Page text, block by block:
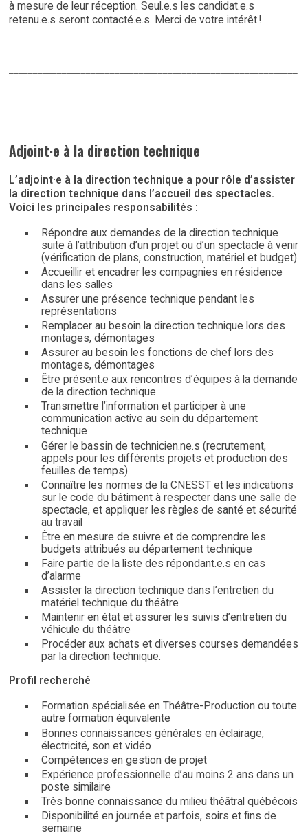
à mesure de leur réception. Seul.e.s les candidat.e.s
retenu.e.s seront contacté.e.s. Merci de votre intérêt !
Adjoint·e à la direction technique
L’adjoint·e à la direction technique a pour rôle d’assister
la direction technique dans l’accueil des spectacles.
Voici les principales responsabilités :
Répondre aux demandes de la direction technique
suite à l’attribution d’un projet ou d’un spectacle à venir
(vérification de plans, construction, matériel et budget)
Accueillir et encadrer les compagnies en résidence
dans les salles
Assurer une présence technique pendant les
représentations
Remplacer au besoin la direction technique lors des
montages, démontages
Assurer au besoin les fonctions de chef lors des
montages, démontages
Être présent.e aux rencontres d’équipes à la demande
de la direction technique
Transmettre l’information et participer à une
communication active au sein du département
technique
Gérer le bassin de technicien.ne.s (recrutement,
appels pour les différents projets et production des
feuilles de temps)
Connaître les normes de la CNESST et les indications
sur le code du bâtiment à respecter dans une salle de
spectacle, et appliquer les règles de santé et sécurité
au travail
Être en mesure de suivre et de comprendre les
budgets attribués au département technique
Faire partie de la liste des répondant.e.s en cas
d’alarme
Assister la direction technique dans l’entretien du
matériel technique du théâtre
Maintenir en état et assurer les suivis d’entretien du
véhicule du théâtre
Procéder aux achats et diverses courses demandées
par la direction technique.
Profil recherché
Formation spécialisée en Théâtre-Production ou toute
autre formation équivalente
Bonnes connaissances générales en éclairage,
électricité, son et vidéo
Compétences en gestion de projet
Expérience professionnelle d’au moins 2 ans dans un
poste similaire
Très bonne connaissance du milieu théâtral québécois
Disponibilité en journée et parfois, soirs et fins de
semaine